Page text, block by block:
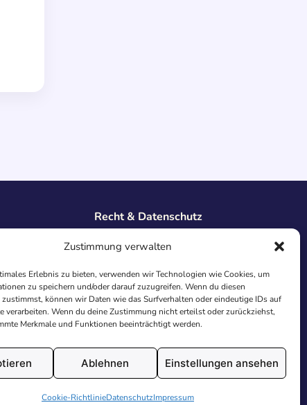
Zustimmung verwalten
Erlebnis zu bieten, verwenden wir Technologien wie Cookies, um
zu speichern und/oder darauf zuzugreifen. Wenn du diesen
können wir Daten wie das Surfverhalten oder eindeutige IDs auf
verarbeiten. Wenn du deine Zustimmung nicht erteilst oder zurückziehst,
Merkmale und Funktionen beeinträchtigt werden.
Ablehnen Einstellungen ansehen
Cookie-RichtlinieDatenschutzImpressum
Recht & Datenschutz
Datenschutz
AGB
Cookies